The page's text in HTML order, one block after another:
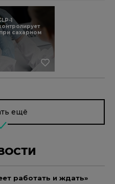
1
сахарном
ещё
работать и ждать»